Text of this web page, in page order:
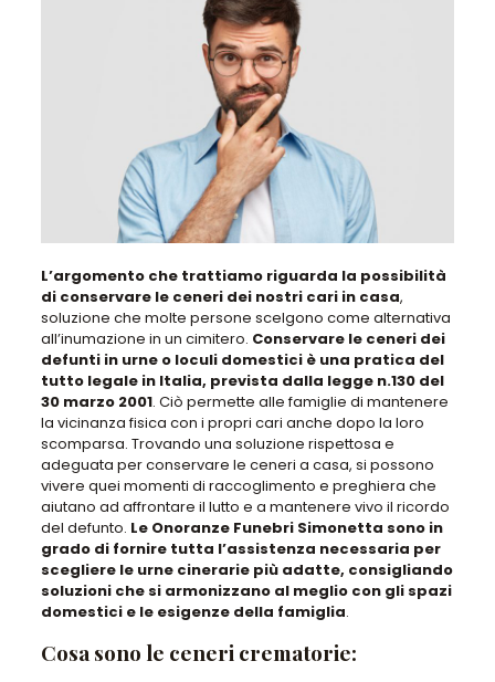
L’argomento che trattiamo riguarda la possibilità
di conservare le ceneri dei nostri cari in casa,
soluzione che molte persone scelgono come alternativa
all’inumazione in un cimitero. Conservare le ceneri dei
defunti in urne o loculi domestici è una pratica del
tutto legale in Italia, prevista dalla legge n.130 del
30 marzo 2001. Ciò permette alle famiglie di mantenere
la vicinanza fisica con i propri cari anche dopo la loro
scomparsa. Trovando una soluzione rispettosa e
adeguata per conservare le ceneri a casa, si possono
vivere quei momenti di raccoglimento e preghiera che
aiutano ad affrontare il lutto e a mantenere vivo il ricordo
del defunto. Le Onoranze Funebri Simonetta sono in
grado di fornire tutta l’assistenza necessaria per
scegliere le urne cinerarie più adatte, consigliando
soluzioni che si armonizzano al meglio con gli spazi
domestici e le esigenze della famiglia.
Cosa sono le ceneri crematorie: